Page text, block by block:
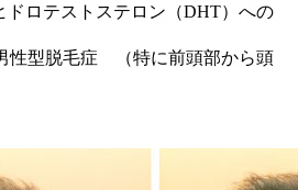
ドロテストステロン（DHT）への
性型脱毛症 （特に前頭部から頭